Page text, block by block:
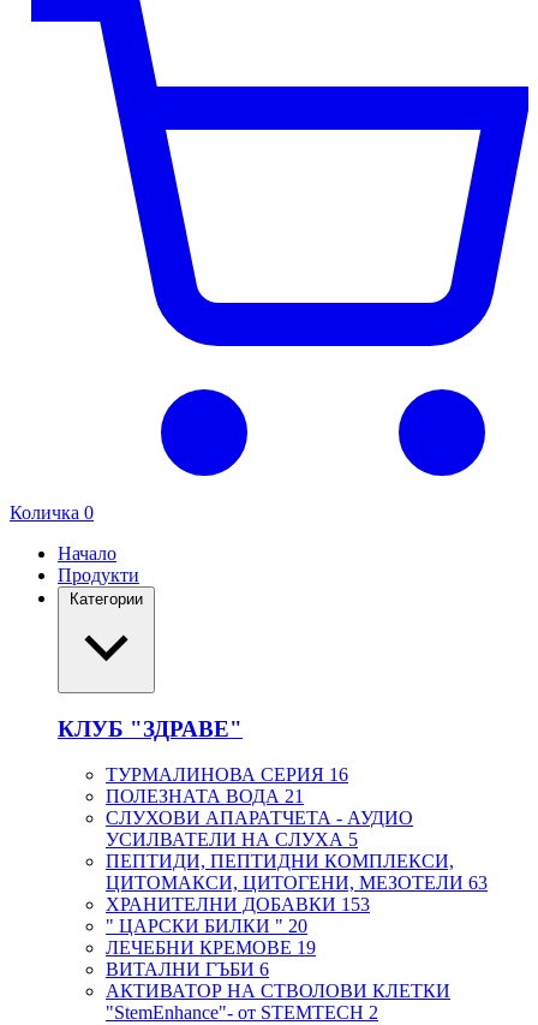
Количка 0
Начало
Продукти
Категории
КЛУБ "ЗДРАВЕ"
ТУРМАЛИНОВА СЕРИЯ 16
ПОЛЕЗНАТА ВОДА 21
СЛУХОВИ АПАРАТЧЕТА - АУДИО
УСИЛВАТЕЛИ НА СЛУХА 5
ПЕПТИДИ, ПЕПТИДНИ КОМПЛЕКСИ,
ЦИТОМАКСИ, ЦИТОГЕНИ, МЕЗОТЕЛИ 63
ХРАНИТЕЛНИ ДОБАВКИ 153
" ЦАРСКИ БИЛКИ " 20
ЛЕЧЕБНИ КРЕМОВЕ 19
ВИТАЛНИ ГЪБИ 6
АКТИВАТОР НА СТВОЛОВИ КЛЕТКИ
"StemEnhance"- от STEMTECH 2